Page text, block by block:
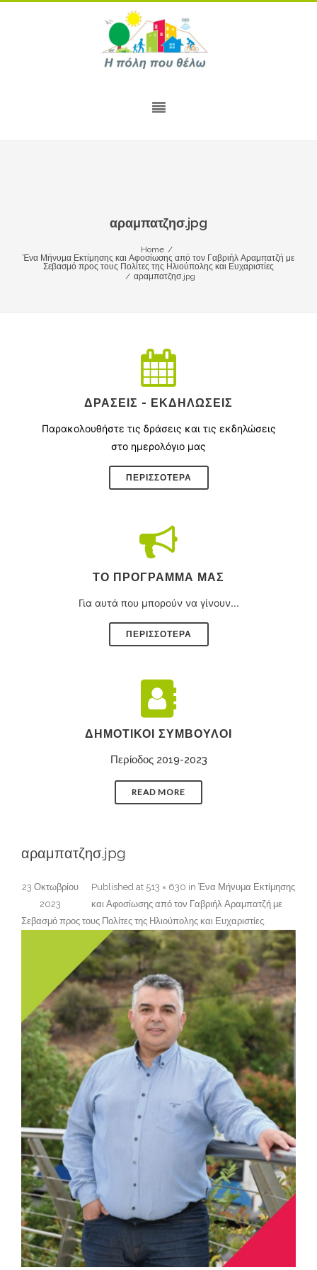
αραμπατζησ.jpg
Home /
Ένα Μήνυμα Εκτίμησης και Αφοσίωσης από τον Γαβριήλ Αραμπατζή με
Σεβασμό προς τους Πολίτες της Ηλιούπολης και Ευχαριστίες
/ αραμπατζησ.jpg
ΔΡΆΣΕΙΣ - ΕΚΔΗΛΏΣΕΙΣ
Παρακολουθήστε τις δράσεις και τις εκδηλώσεις
στο ημερολόγιο μας
ΠΕΡΙΣΣΌΤΕΡΑ
ΤΟ ΠΡΌΓΡΑΜΜΑ ΜΑΣ
Για αυτά που μπορούν να γίνουν...
ΠΕΡΙΣΣΟΤΕΡΑ
ΔΗΜΟΤΙΚΟΊ ΣΎΜΒΟΥΛΟΙ
Περίοδος 2019-2023
READ MORE
αραμπατζησ.jpg
Published
23 Οκτωβρίου
2023
at 513 × 630 in Ένα Μήνυμα Εκτίμησης
και Αφοσίωσης από τον Γαβριήλ Αραμπατζή με
Σεβασμό προς τους Πολίτες της Ηλιούπολης και Ευχαριστίες.